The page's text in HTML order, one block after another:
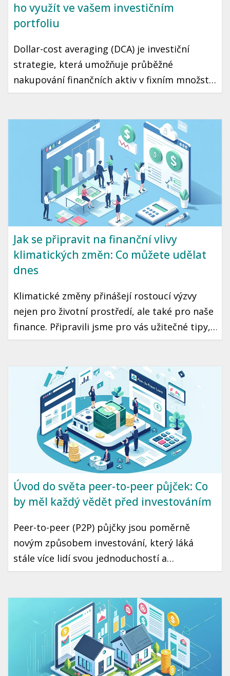
ho využít ve vašem investičním
portfoliu
Dollar-cost averaging (DCA) je investiční
strategie, která umožňuje průběžné
nakupování finančních aktiv v fixním množství
bez ohledu na aktuální cenu. Díky tomuto
špatného načasování a přehřátí trhu. Tento
článek vás seznámí s tím, jak DCA funguje a
jak ho využít ve vaší vlastní investiční
strategii.
Jak se připravit na finanční vlivy
klimatických změn: Co můžete udělat
dnes
Klimatické změny přinášejí rostoucí výzvy
nejen pro životní prostředí, ale také pro naše
finance. Připravili jsme pro vás užitečné tipy,
jak se vypořádat s finančními vlivy těchto
Podíváme se na český kontext a konkrétní
kroky, které můžete podniknout už dnes.
Úvod do světa peer-to-peer půjček: Co
by měl každý vědět před investováním
Peer-to-peer (P2P) půjčky jsou poměrně
novým způsobem investování, který láká
stále více lidí svou jednoduchostí a
potenciálně vyššími výnosy. Předtím, než se
základy. Tento článek vás provede hlavními
aspekty P2P půjček v českém kontextu, aby
vaše první kroky v tomto světě byly bezpečné
a úspěšné.